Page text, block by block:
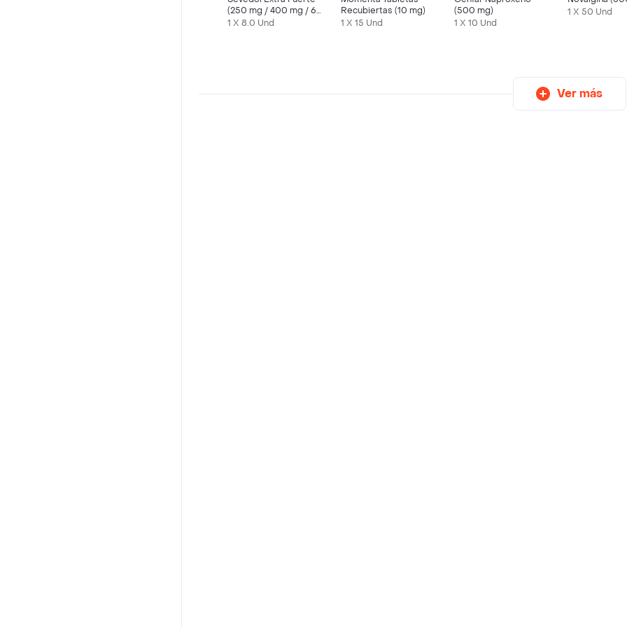
(250 mg / 400 mg / 65
mg)
1 X 8.0 Und
Recubiertas (10 mg)
1 X 15 Und
(500 mg)
1 X 10 Und
1 X 50 Und
Ver más